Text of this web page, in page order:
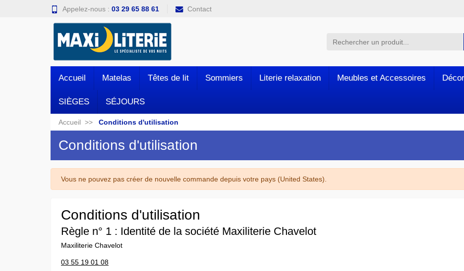
Appelez-nous : 03 29 65 88 61 Contact
Accueil Matelas Têtes de lit Sommiers Literie relaxation Meubles et Accessoires
SIÈGES SÉJOURS
Accueil Conditions d'utilisation
Conditions d'utilisation
Vous ne pouvez pas créer de nouvelle commande depuis votre pays (United States).
Conditions d'utilisation
Règle n° 1 : Identité de la société Maxiliterie Chavelot
Maxiliterie Chavelot
03 55 19 01 08